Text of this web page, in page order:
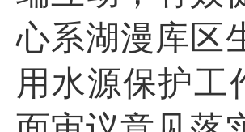
心系湖漫库区
用水源保护工